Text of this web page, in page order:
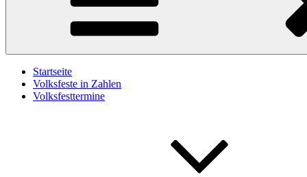
Startseite
Volksfeste in Zahlen
Volksfesttermine